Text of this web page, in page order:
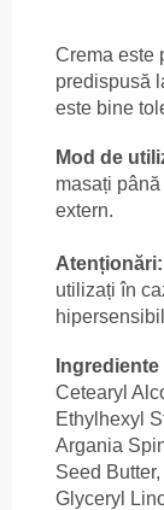
Crema este
predispusă
este bine
Mod de
masați
extern.
Atenționări:
utilizați în
Ingrediente
Cetearyl
Ethylhexyl
Argania
Seed
Glyceryl